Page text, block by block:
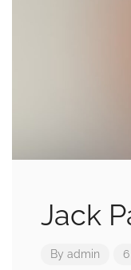
Jack
By admin